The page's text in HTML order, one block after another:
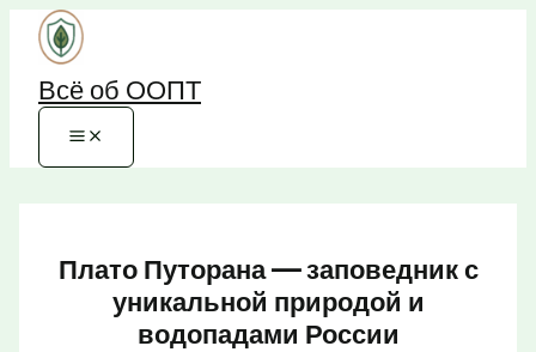
Перейти
содержимому
Всё об ООПТ
Плато Путорана — заповедник с
уникальной природой и
водопадами России